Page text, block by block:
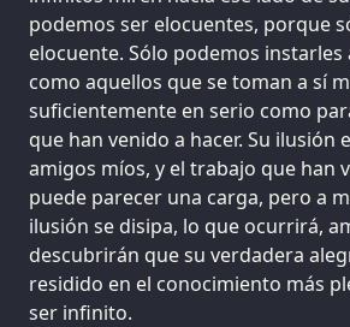
podemos ser elocuentes, porque
elocuente. Sólo podemos instarles
como aquellos que se toman a sí
suficientemente en serio como
que han venido a hacer. Su ilusión
amigos míos, y el trabajo que han
puede parecer una carga, pero a
ilusión se disipa, lo que ocurrirá,
descubrirán que su verdadera
residido en el conocimiento más
ser infinito.